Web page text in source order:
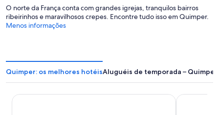
O norte da França conta com grandes igrejas, tranquilos bairros
ribeirinhos e maravilhosos crepes. Encontre tudo isso em Quimper.
Menos informações
Quimper: os melhores hotéisAluguéis de temporada – Quimper
Terres de France - Appart'Hotel Quimper Escale